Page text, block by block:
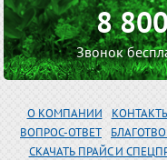
8
Звонок
О КОМПАНИИ
ВОПРОС-ОТВЕТ
СКАЧАТЬ ПРАЙС И